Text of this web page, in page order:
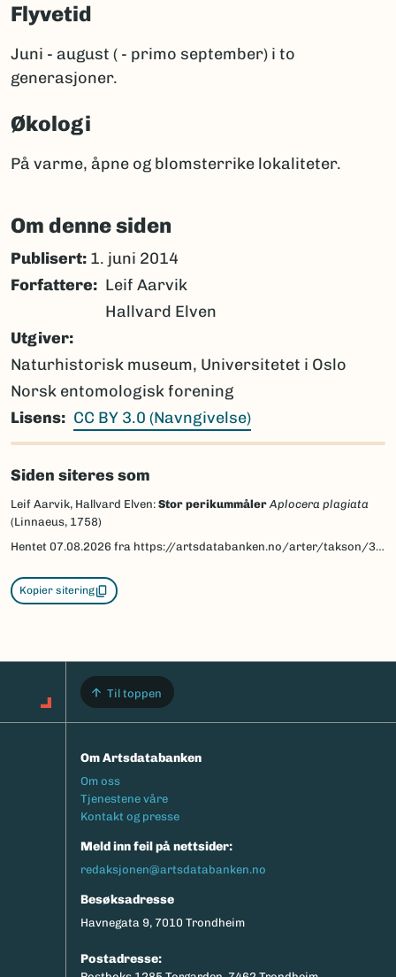
Flyvetid
Juni - august ( - primo september) i to
generasjoner.
Økologi
På varme, åpne og blomsterrike lokaliteter.
Om denne siden
Publisert: 1. juni 2014
Forfattere
Leif Aarvik
Hallvard Elven
Utgiver
Naturhistorisk museum, Universitetet i Oslo
Norsk entomologisk forening
Lisens
CC BY 3.0 (Navngivelse)
Siden siteres som
Leif Aarvik, Hallvard Elven: Stor perikummåler Aplocera plagiata
(Linnaeus, 1758)
Hentet 07.08.2026 fra https://artsdatabanken.no/arter/takson/30179/beskrivelse
Kopier sitering
Til toppen
Om Artsdatabanken
Footermeny
Om oss
Tjenestene våre
Kontakt og presse
Meld inn feil på nettsider:
redaksjonen@artsdatabanken.no
Besøksadresse
Havnegata 9, 7010 Trondheim
Postadresse: